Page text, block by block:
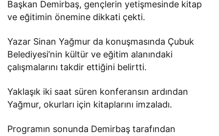
Başkan Demirbaş, gençlerin yetişmesinde kitap
ve eğitimin önemine dikkati çekti.
Yazar Sinan Yağmur da konuşmasında Çubuk
Belediyesi’nin kültür ve eğitim alanındaki
çalışmalarını takdir ettiğini belirtti.
Yaklaşık iki saat süren konferansın ardından
Yağmur, okurları için kitaplarını imzaladı.
Programın sonunda Demirbaş tarafından